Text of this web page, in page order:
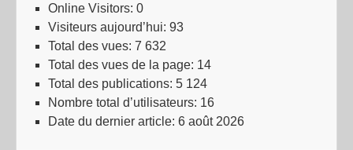
Online Visitors: 0
Visiteurs aujourd’hui: 93
Total des vues: 7 632
Total des vues de la page: 14
Total des publications: 5 124
Nombre total d’utilisateurs: 16
Date du dernier article: 6 août 2026